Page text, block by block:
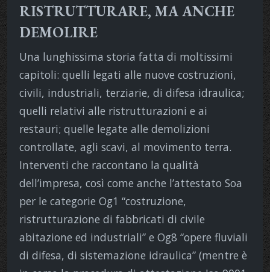
RISTRUTTURARE, MA ANCHE
DEMOLIRE
Una lunghissima storia fatta di moltissimi
capitoli: quelli legati alle nuove costruzioni,
civili, industriali, terziarie, di difesa idraulica;
quelli relativi alle ristrutturazioni e ai
restauri; quelle legate alle demolizioni
controllate, agli scavi, al movimento terra.
Interventi che raccontano la qualità
dell’impresa, così come anche l’attestato Soa
per le categorie Og1 “costruzione,
ristrutturazione di fabbricati di civile
abitazione ed industriali” e Og8 “opere fluviali
di difesa, di sistemazione idraulica” (mentre è